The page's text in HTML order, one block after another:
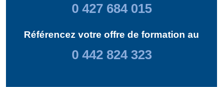
0 427 684 015
Référencez votre offre de formation au
0 442 824 323